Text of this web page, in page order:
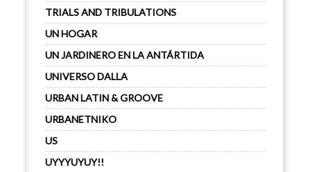
TRIALS AND TRIBULATIONS
UN HOGAR
UN JARDINERO EN LA ANTÁRTIDA
UNIVERSO DALLA
URBAN LATIN & GROOVE
URBANETNIKO
US
UYYYUYUY!!